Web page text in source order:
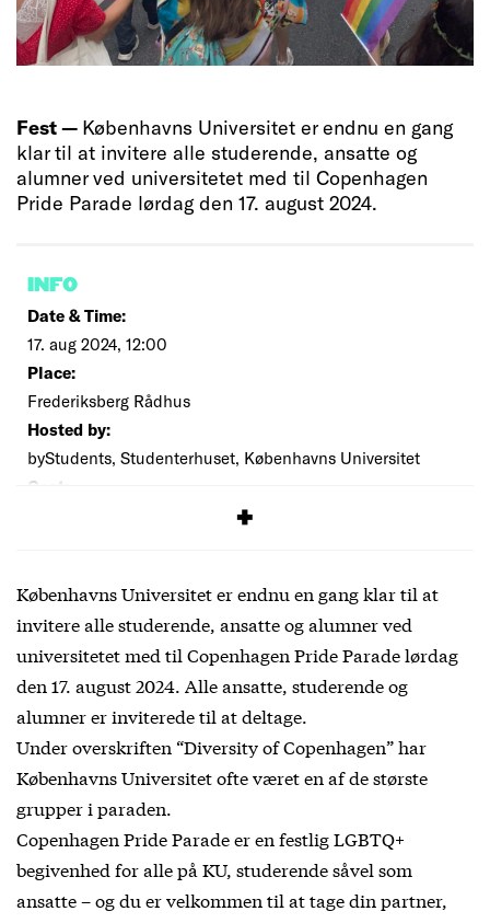
Fest — Københavns Universitet er endnu en gang
klar til at invitere alle studerende, ansatte og
alumner ved universitetet med til Copenhagen
Pride Parade lørdag den 17. august 2024.
INFO
Date & Time:
17. aug 2024, 12:00
Place:
Frederiksberg Rådhus
Hosted by:
byStudents, Studenterhuset, Københavns Universitet
Cost:
Københavns Universitet er endnu en gang klar til at
invitere alle studerende, ansatte og alumner ved
universitetet med til Copenhagen Pride Parade lørdag
den 17. august 2024. Alle ansatte, studerende og
alumner er inviterede til at deltage.
​​Under overskriften “Diversity of Copenhagen” har
Københavns Universitet ofte været en af de største
grupper i paraden.
Copenhagen Pride Parade er en festlig LGBTQ+
begivenhed for alle på KU, studerende såvel som
ansatte – og du er velkommen til at tage din partner,